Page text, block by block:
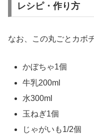
レシピ・作り方
なお、この丸ごとカボ
かぼちゃ1個
牛乳200ml
水300ml
玉ねぎ1個
じゃがいも1/2個